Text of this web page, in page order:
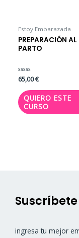
Estoy Embarazada
PREPARACIÓN AL
PARTO
Valorado
con
de
5
65,00€
QUIERO ESTE
CURSO
ingresa tu mejor